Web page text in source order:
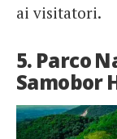
ai visitatori.
5. Parco
Samobor